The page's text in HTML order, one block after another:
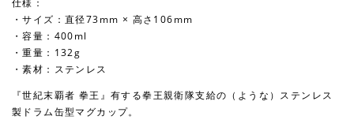
仕様：
・サイズ：直径73mm × 高さ106mm
・容量：400ml
・重量：132g
・素材：ステンレス
『世紀末覇者 拳王』有する拳王親衛隊支給の（ような）ステンレス
製ドラム缶型マグカップ。